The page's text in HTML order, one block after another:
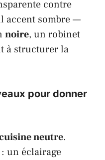
contre
accent sombre —
noire, un robinet
à structurer la
pour donner
neutre.
un éclairage